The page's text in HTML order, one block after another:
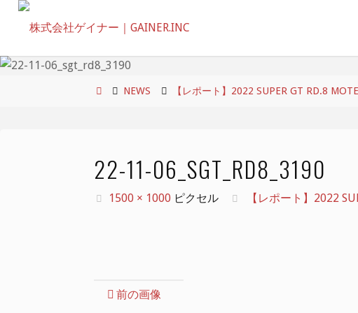
ン
ホ
NEWS 【レポート】2022 SUPER GT RD.8
22-11-06_SGT_RD8_3190
フ
1500 × 1000 ピクセル 【レポート】2022
前の画像